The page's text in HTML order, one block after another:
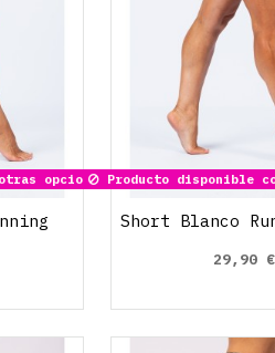
opcionesProducto disponible
Short Blanco
29,90 €